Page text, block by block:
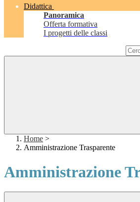
Didattica
Panoramica
Offerta formativa
I progetti delle classi
Home >
Amministrazione Trasparente
Amministrazione